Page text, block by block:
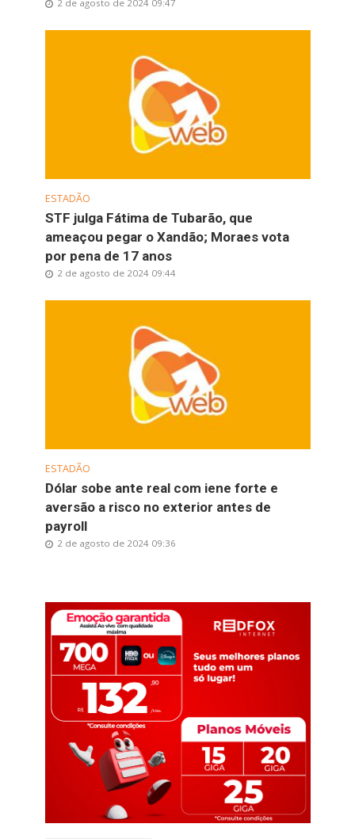
2 de agosto de 2024 09:47
ESTADÃO
STF julga Fátima de Tubarão, que
ameaçou pegar o Xandão; Moraes vota
por pena de 17 anos
2 de agosto de 2024 09:44
ESTADÃO
Dólar sobe ante real com iene forte e
aversão a risco no exterior antes de
payroll
2 de agosto de 2024 09:36